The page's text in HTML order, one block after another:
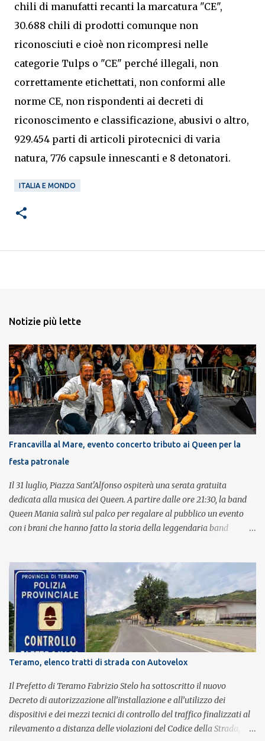
chili di manufatti recanti la marcatura "CE",
30.688 chili di prodotti comunque non
riconosciuti e cioè non ricompresi nelle
categorie Tulps o "CE" perché illegali, non
correttamente etichettati, non conformi alle
norme CE, non rispondenti ai decreti di
riconoscimento e classificazione, abusivi o altro,
929.454 parti di articoli pirotecnici di varia
natura, 776 capsule innescanti e 8 detonatori.
ITALIA E MONDO
Notizie più lette
Francavilla al Mare, evento concerto tributo ai Queen per la
festa patronale
Il 31 luglio, Piazza Sant'Alfonso ospiterà una serata gratuita
dedicata alla musica dei Queen. A partire dalle ore 21:30, la band
Queen Mania salirà sul palco per regalare al pubblico un evento
con i brani che hanno fatto la storia della leggendaria band
con grande successo la passione e l'energia del celebre gruppo. Lo
spettacolo si inserisce nell'ambito dei festeggiamenti in onore di
Sant'Alfonso, il santo patrono della città. La formazione sul palco è
composta da Simone Fortuna alla batteria e voce, Fabrizio
Palermo al basso e voce, Tiziano Giampieri alla chitarra e voce, e
Salvo Vinci alla voce. Salvo Vinci è la voce scelta direttamente da
Brian May e Roger Taylor per il musical We Will Rock You.
Teramo, elenco tratti di strada con Autovelox
Il Prefetto di Teramo Fabrizio Stelo ha sottoscritto il nuovo
Decreto di autorizzazione all’installazione e all’utilizzo dei
dispositivi e dei mezzi tecnici di controllo del traffico finalizzati al
rilevamento a distanza delle violazioni del Codice della Strada,